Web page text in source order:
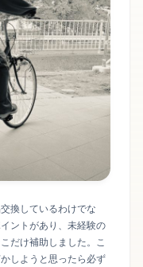
換しているわけでな
ントがあり、未経験の
だけ補助しました。こ
しようと思ったら必ず